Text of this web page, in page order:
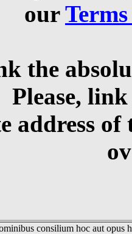
our
the
Please,
address
consilium hoc aut opus